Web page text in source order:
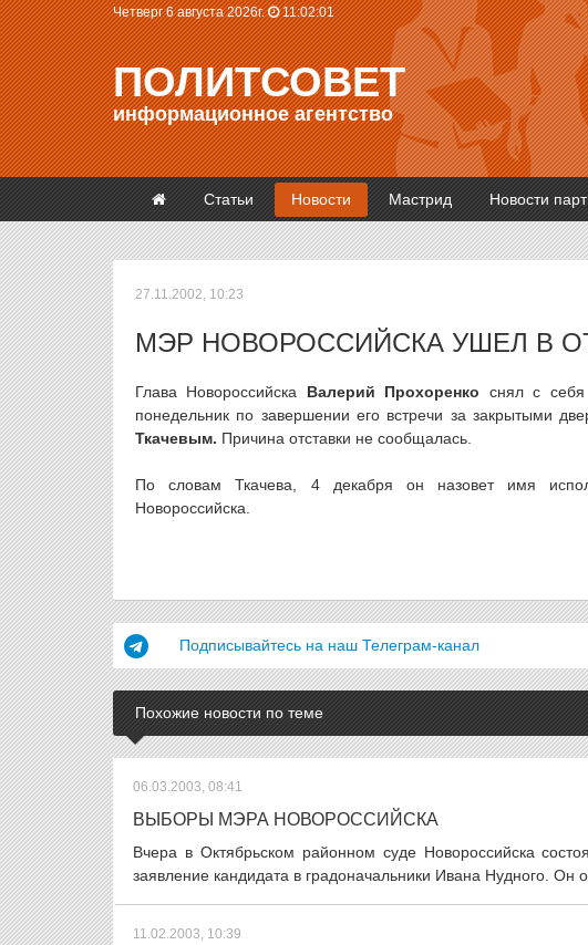
Четверг 6 августа 2026г. 11:02:01
ПОЛИТСОВЕТ
информационное агентство
Статьи Новости Мастрид Новости
27.11.2002, 10:23
МЭР НОВОРОССИЙСКА УШЕЛ В
Глава Новороссийска Валерий Прохоренко снял с
понедельник по завершении его встречи за закрытыми
Ткачевым. Причина отставки не сообщалась.
По словам Ткачева, 4 декабря он назовет имя
Новороссийска.
Подписывайтесь на наш Телеграм-канал
Похожие новости по теме
06.03.2003, 08:41
ВЫБОРЫ МЭРА НОВОРОССИЙСКА
Вчера в Октябрьском районном суде Новороссийска
заявление кандидата в градоначальники Ивана Нудного. Он
11.02.2003, 10:39